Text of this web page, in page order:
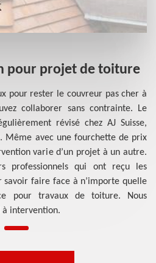
pour projet de toiture
pour rester le couvreur pas cher à
collaborer sans contrainte. Le
révisé chez AJ Suisse,
Même avec une fourchette de prix
varie d’un projet à un autre.
professionnels qui ont reçu les
faire face à n’importe quelle
pour travaux de toiture. Nous
à intervention.